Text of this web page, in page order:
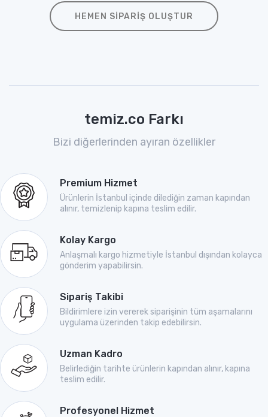
HEMEN SIPARIŞ OLUŞTUR
temiz.co Farkı
Bizi diğerlerinden ayıran özellikler
Premium Hizmet
Ürünlerin İstanbul içinde dilediğin zaman kapından
alınır, temizlenip kapına teslim edilir.
Kolay Kargo
Anlaşmalı kargo hizmetiyle İstanbul dışından kolayca
gönderim yapabilirsin.
Sipariş Takibi
Bildirimlere izin vererek siparişinin tüm aşamalarını
uygulama üzerinden takip edebilirsin.
Uzman Kadro
Belirlediğin tarihte ürünlerin kapından alınır, kapına
teslim edilir.
Profesyonel Hizmet